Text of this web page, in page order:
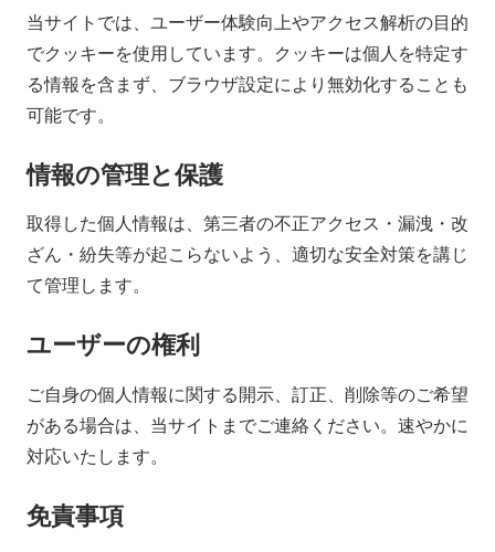
e
.
j
p
–
テ
ニ
ス
賭
博
当サイトでは、ユーザー体験向上やアクセス解析の目的
でクッキーを使用しています。クッキーは個人を特定す
る情報を含まず、ブラウザ設定により無効化することも
可能です。
情報の管理と保護
取得した個人情報は、第三者の不正アクセス・漏洩・改
ざん・紛失等が起こらないよう、適切な安全対策を講じ
て管理します。
ユーザーの権利
ご自身の個人情報に関する開示、訂正、削除等のご希望
がある場合は、当サイトまでご連絡ください。速やかに
対応いたします。
免責事項